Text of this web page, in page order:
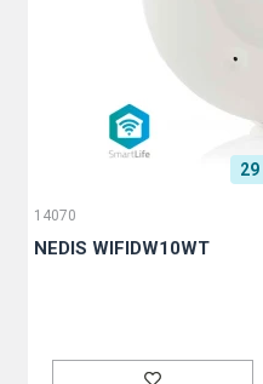
29
14070
NEDIS WIFIDW10WT